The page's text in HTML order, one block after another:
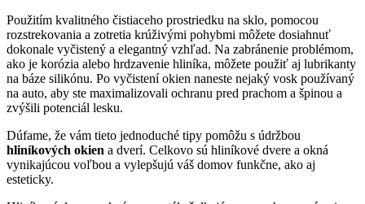
Použitím kvalitného čistiaceho prostriedku na sklo, pomocou
rozstrekovania a zotretia krúživými pohybmi môžete dosiahnuť
dokonale vyčistený a elegantný vzhľad. Na zabránenie problémom,
ako je korózia alebo hrdzavenie hliníka, môžete použiť aj lubrikanty
na báze silikónu. Po vyčistení okien naneste nejaký vosk používaný
na auto, aby ste maximalizovali ochranu pred prachom a špinou a
zvýšili potenciál lesku.
Dúfame, že vám tieto jednoduché tipy pomôžu s údržbou
hliníkových okien a dverí. Celkovo sú hliníkové dvere a okná
vynikajúcou voľbou a vylepšujú váš domov funkčne, ako aj
esteticky.